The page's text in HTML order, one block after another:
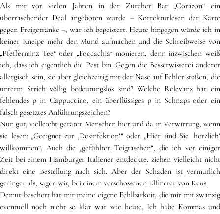
Als mir vor vielen Jahren in der Zürcher Bar „Corazon“ ein
überraschender Deal angeboten wurde – Korrekturlesen der Karte
gegen Freigetränke –, war ich begeistert. Heute hingegen würde ich in
keiner Kneipe mehr den Mund aufmachen und die Schreibweise von
„Pfefferminz Tee“ oder „Foccachia“ monieren, denn inzwischen weiß
ich, dass ich eigentlich die Pest bin. Gegen die Besserwisserei anderer
allergisch sein, sie aber gleichzeitig mit der Nase auf Fehler stoßen, die
unterm Strich völlig bedeutungslos sind? Welche Relevanz hat ein
fehlendes p in Cappuccino, ein überflüssiges p in Schnaps oder ein
falsch gesetztes Anführungszeichen?
Nun gut, vielleicht geraten Menschen hier und da in Verwirrung, wenn
sie lesen: „Geeignet zur ,Desinfektion‘“ oder „Hier sind Sie ,herzlich‘
willkommen“. Auch die „gefühlten Teigtaschen“, die ich vor einiger
Zeit bei einem Hamburger Italiener entdeckte, ziehen vielleicht nicht
direkt eine Bestellung nach sich. Aber der Schaden ist vermutlich
geringer als, sagen wir, bei einem verschossenen Elfmeter von Reus.
Demut beschert hat mir meine eigene Fehlbarkeit, die mir mit zwanzig
eventuell noch nicht so klar war wie heute. Ich habe Kommas und